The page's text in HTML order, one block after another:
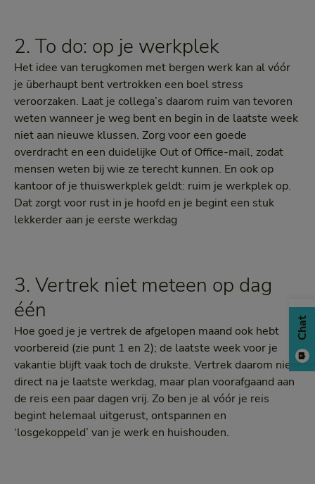
2. To do: op je werkplek
Het idee van terugkomen met bergen werk kan al vóór
je überhaupt bent vertrokken een boel stress
veroorzaken. Laat je collega’s daarom ruim van tevoren
weten wanneer je weg bent en begin in de laatste week
niet aan nieuwe klussen. Zorg voor een goede
overdracht en een duidelijke Out of Office-mail, zodat
mensen weten bij wie ze terecht kunnen. En ook op
kantoor of je thuiswerkplek geldt: ruim je werkplek op.
Dat zorgt voor rust in je hoofd en je begint een stuk
lekkerder aan je eerste werkdag
3. Vertrek niet meteen op dag
één
Hoe goed je je vertrek de afgelopen maand ook hebt
voorbereid (zie punt 1 en 2); de laatste week voor je
vakantie blijft vaak toch de drukste. Vertrek daarom niet
direct na je laatste werkdag, maar plan voorafgaand aan
de reis een paar dagen vrij. Zo ben je al vóór je reis
begint helemaal uitgerust, ontspannen en
‘losgekoppeld’ van je werk en huishouden.
Chat